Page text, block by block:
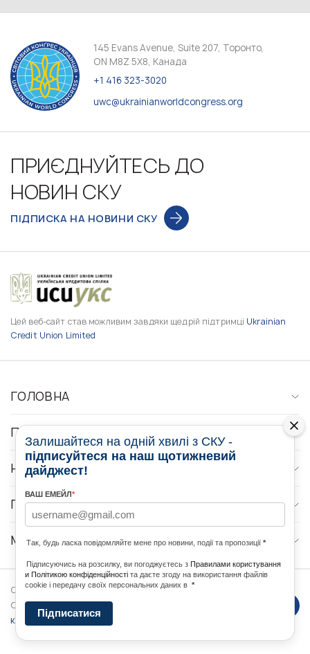
145 Evans Avenue, Suite 207, Торонто,
ON M8Z 5X8, Канада
+1 416 323-3020
uwc@ukrainianworldcongress.org
ПРИЄДНУЙТЕСЬ ДО
НОВИН СКУ
ПІДПИСКА НА НОВИНИ СКУ
Цей веб-сайт став можливим завдяки щедрій підтримці Ukrainian
Credit Union Limited
ГОЛОВНА
ПРО НАС
НОВИНИ
ПРОГРАМИ
МЕДІА КОНТАКТИ
Copyright © 2026 Ukrainian World
Congress. Powered byDForce
конфеденційності
Залишайтеся на одній хвилі з СКУ -
підписуйтеся на наш щотижневий
дайджест!
ВАШ ЕМЕЙЛ*
Так, будь ласка повідомляйте мене про новини, події та пропозиції *
Підписуючись на розсилку, ви погоджуєтесь з Правилами користування
и Політикою конфіденційності та даєте згоду на використання файлів
cookie і передачу своїх персональних даних в *
Підписатися